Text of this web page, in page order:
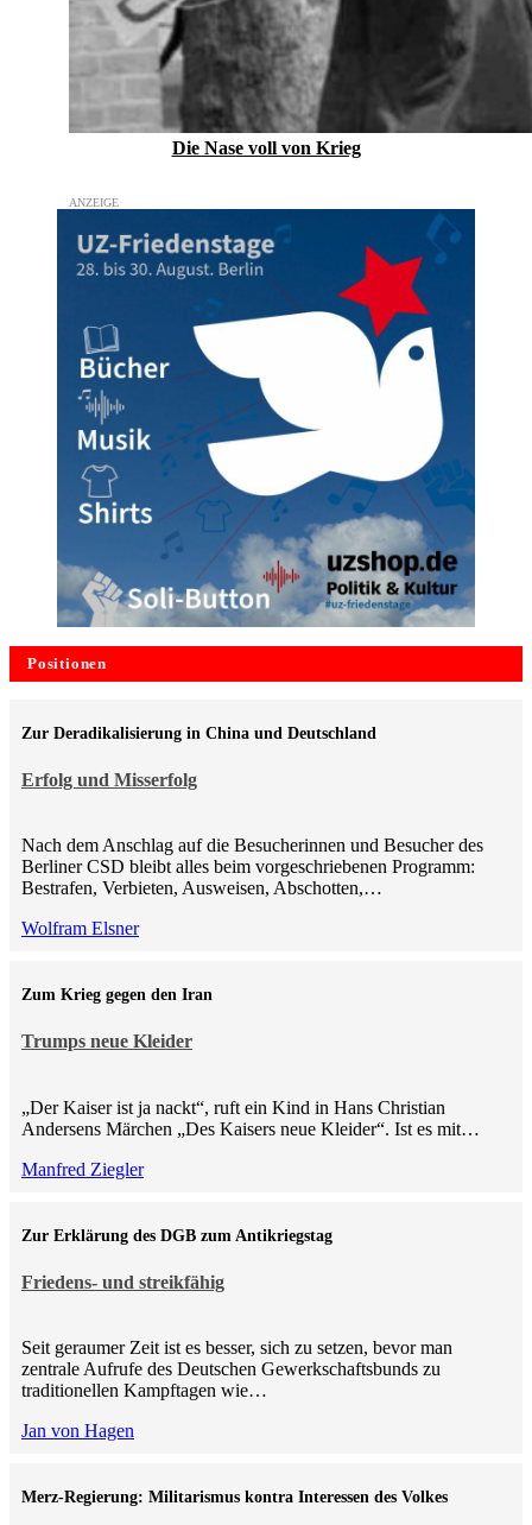
Die Nase voll von Krieg
Positionen
Erfolg und Misserfolg
Zur Deradikalisierung in China und Deutschland
Nach dem Anschlag auf die Besucherinnen und Besucher des
Berliner CSD bleibt alles beim vorgeschriebenen Programm:
Bestrafen, Verbieten, Ausweisen, Abschotten,…
Wolfram Elsner
Trumps neue Kleider
Zum Krieg gegen den Iran
„Der Kaiser ist ja nackt“, ruft ein Kind in Hans Christian
Andersens Märchen „Des Kaisers neue Kleider“. Ist es mit…
Manfred Ziegler
Friedens- und streikfähig
Zur Erklärung des DGB zum Antikriegstag
Seit geraumer Zeit ist es besser, sich zu setzen, bevor man
zentrale Aufrufe des Deutschen Gewerkschaftsbunds zu
traditionellen Kampftagen wie…
Jan von Hagen
Merz-Regierung: Militarismus kontra Inte­ressen des Volkes